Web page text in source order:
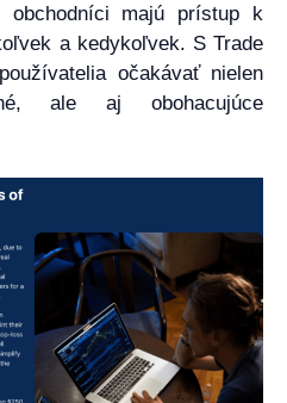
obchodníci majú prístup k
a kedykoľvek. S Trade
očakávať nielen
ale aj obohacujúce